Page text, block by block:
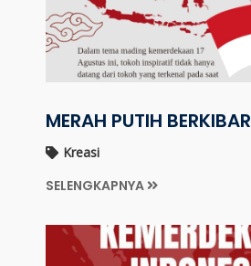
MERAH PUTIH BERKIBAR
Kreasi
SELENGKAPNYA